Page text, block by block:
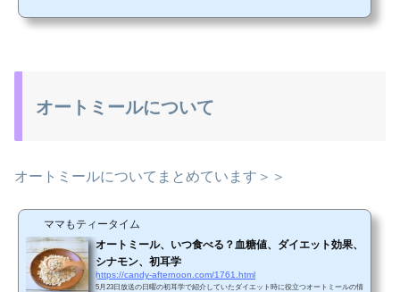
粉の代わりになります 材料（1人前） ・オートミール（ロールドオー
オートミールについて
オートミールについてまとめています＞＞
ママもティータイム
オートミール、いつ食べる？血糖値、ダイエット効果、
シナモン、初耳学
https://candy-afternoon.com/1761.html
5月23日放送の日曜の初耳学で紹介していたダイエット時に役立つオートミールの情